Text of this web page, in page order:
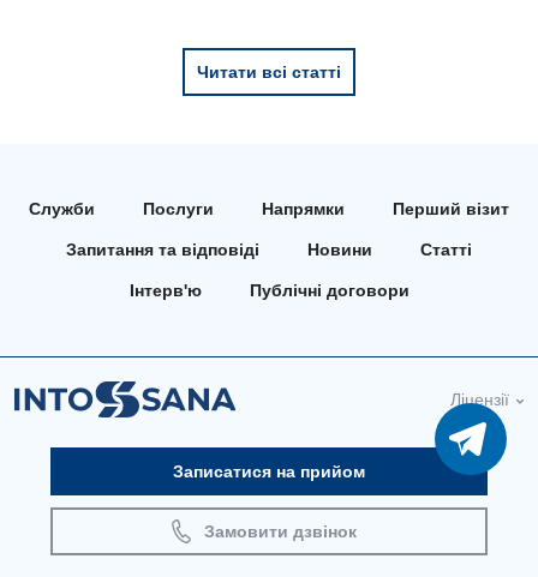
Читати всі статті
Служби Послуги Напрямки Перший візит
Запитання та відповіді Новини Статті
Інтерв'ю Публічні договори
Ліцензії
Записатися на прийом
Замовити дзвінок